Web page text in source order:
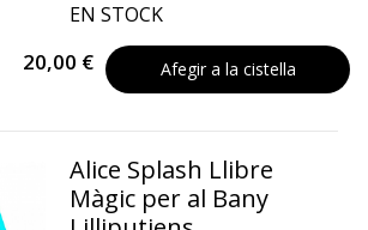
EN STOCK
20,00 € Afegir a la cistella
Alice Splash Llibre
Màgic per al Bany